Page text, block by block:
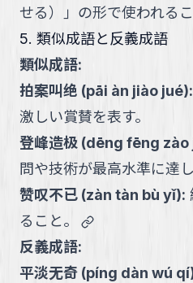
せる）」の形で使われる
5. 類似成語と反義成語
類似成語:
拍案叫绝 (pāi àn jiào jué):
激しい賞賛を表す。
登峰造极 (dēng fēng zào
問や技術が最高水準に達
赞叹不已 (zàn tàn bù yǐ):
ること。
link
反義成語:
平淡无奇 (píng dàn wú qí